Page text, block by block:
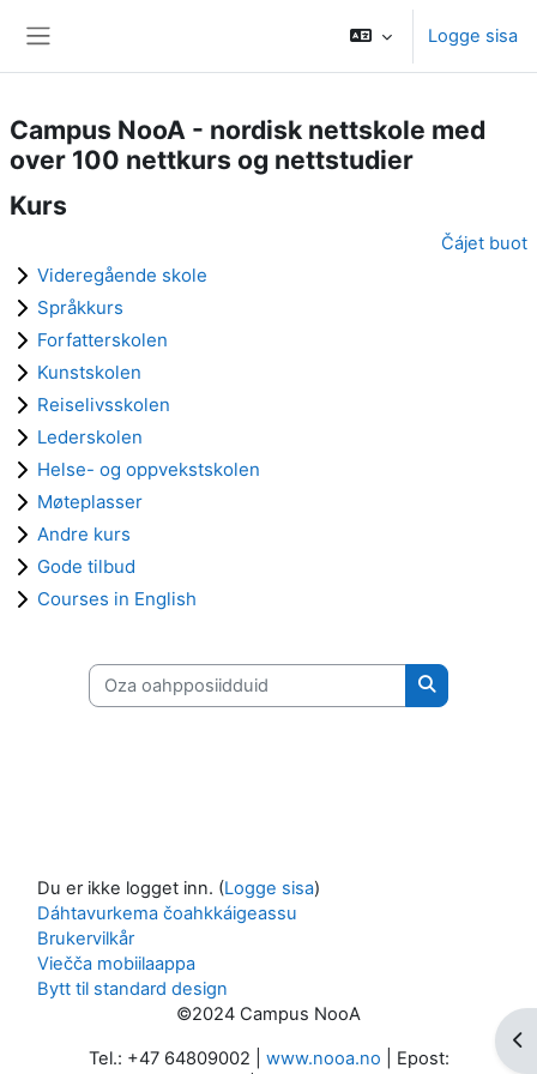
Logge sisa
Campus NooA - nordisk nettskole med
over 100 nettkurs og nettstudier
Kurs
Čájet buot
Videregående skole
Språkkurs
Forfatterskolen
Kunstskolen
Reiselivsskolen
Lederskolen
Helse- og oppvekstskolen
Møteplasser
Andre kurs
Gode tilbud
Courses in English
Oza oahpposiidduid
Oza
Du er ikke logget inn. (Logge sisa)
Dáhtavurkema čoahkkáigeassu
Brukervilkår
Viečča mobiilaappa
Bytt til standard design
©2024 Campus NooA
Tel.: +47 64809002 | www.nooa.no | Epost: